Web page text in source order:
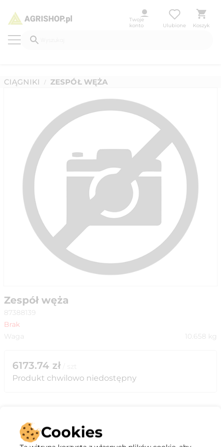
Twoje
konto
Ulubione Koszyk
CIĄGNIKI / ZESPÓŁ WĘŻA
Zespół węża
87388139
Brak
Waga
10.658 kg
6173.74 zł
Produkt chwilowo niedostępny
Opis Cookies